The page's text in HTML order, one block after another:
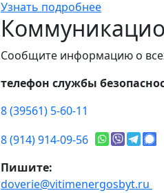
Узнать подробнее
Сообщите информацию о
телефон службы
8 (39561) 5-60-11
8 (914) 914-09-56
Пишите:
doverie@vitimenergosbyt.ru